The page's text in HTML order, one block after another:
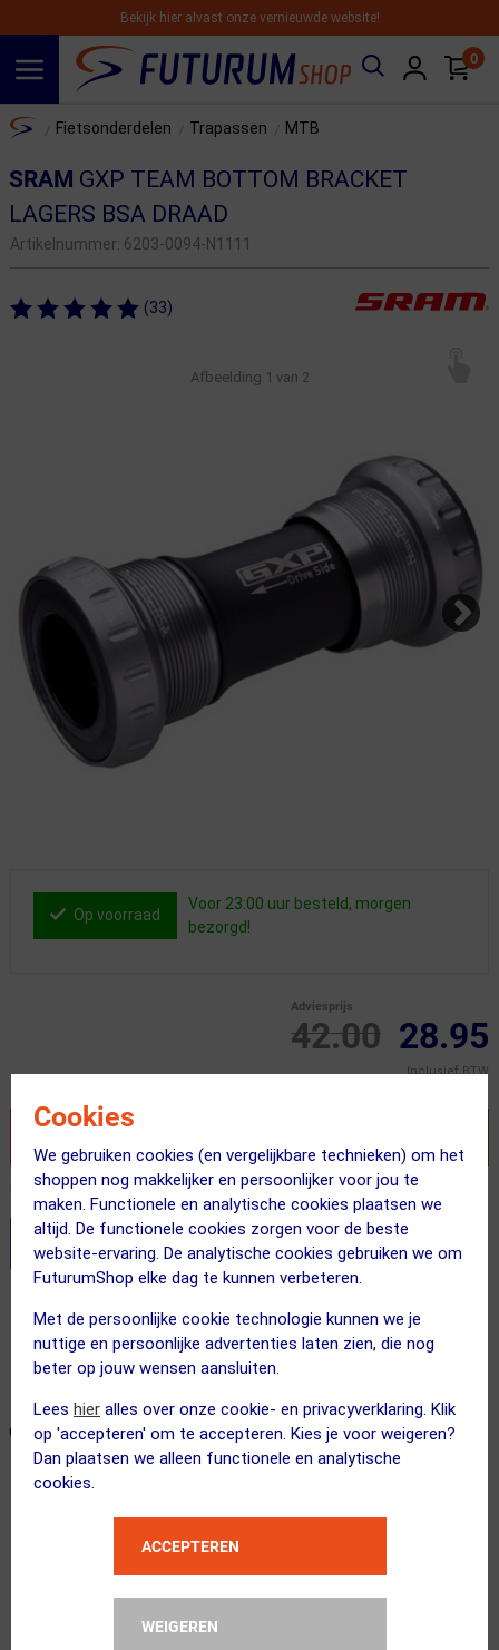
Cookies
We gebruiken cookies (en vergelijkbare technieken) om het
shoppen nog makkelijker en persoonlijker voor jou te
maken. Functionele en analytische cookies plaatsen we
altijd. De functionele cookies zorgen voor de beste
website-ervaring. De analytische cookies gebruiken we om
FuturumShop elke dag te kunnen verbeteren.
Met de persoonlijke cookie technologie kunnen we je
nuttige en persoonlijke advertenties laten zien, die nog
beter op jouw wensen aansluiten.
Lees hier alles over onze cookie- en privacyverklaring. Klik
op 'accepteren' om te accepteren. Kies je voor weigeren?
Dan plaatsen we alleen functionele en analytische
cookies.
ACCEPTEREN
WEIGEREN
Bekijk hier alvast onze vernieuwde website!
0
Home Fietsonderdelen Trapassen MTB
SRAM GXP TEAM BOTTOM BRACKET
LAGERS BSA DRAAD
Artikelnummer: 6203-0094-N1111
(33)
Afbeelding 1 van 2
Op voorraad
Voor 23:00 uur besteld, morgen
bezorgd!
42.00
Adviesprijs
28.95
Inclusief BTW
Recent besteld door 27 klanten! Bestel ook snel!
Stel je productvragen aan onze AI assistent
Voor 23:00 uur besteld, morgen in huis
365 dagen retourrecht
← Terug naar productnavigatie
ONZE AANBEVOLEN COMBINATIE